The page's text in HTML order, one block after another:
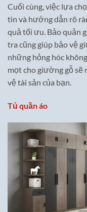
Cuối cùng, việc lựa
tin và hướng dẫn rõ
quả tối ưu. Bảo quản
tra cũng giúp bảo vệ
những hỏng hóc
mọt cho giường gỗ sẽ
vệ tài sản của bạn.
Tủ quần áo